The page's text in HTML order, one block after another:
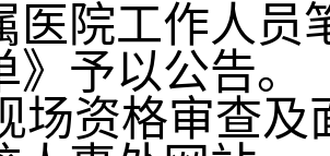
医院工作人员
》予以公告。
场资格审查及